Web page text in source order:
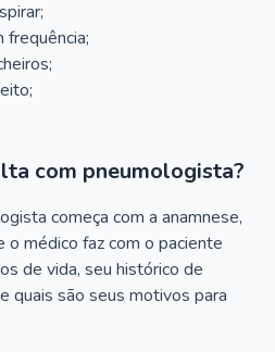
frequência;
com pneumologista?
começa com a anamnese,
médico faz com o paciente
de vida, seu histórico de
quais são seus motivos para